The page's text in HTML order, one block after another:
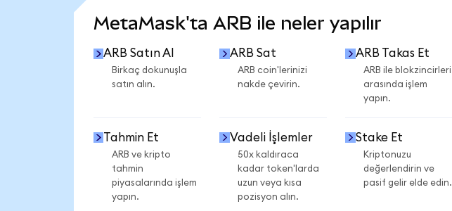
MetaMask'ta ARB ile neler yapılır
ARB Satın Al
Birkaç dokunuşla
satın alın.
ARB Sat
ARB coin'lerinizi
nakde çevirin.
ARB Takas Et
ARB ile blokzincirleri
arasında işlem
yapın.
Tahmin Et
ARB ve kripto
tahmin
piyasalarında işlem
yapın.
Vadeli İşlemler
50x kaldıraca
kadar token'larda
uzun veya kısa
pozisyon alın.
Stake Et
Kriptonuzu
değerlendirin ve
pasif gelir elde edin.